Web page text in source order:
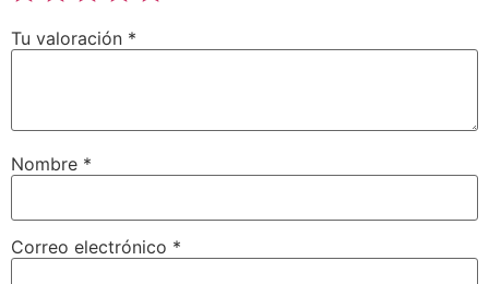
Tu valoración *
Nombre *
Correo electrónico *